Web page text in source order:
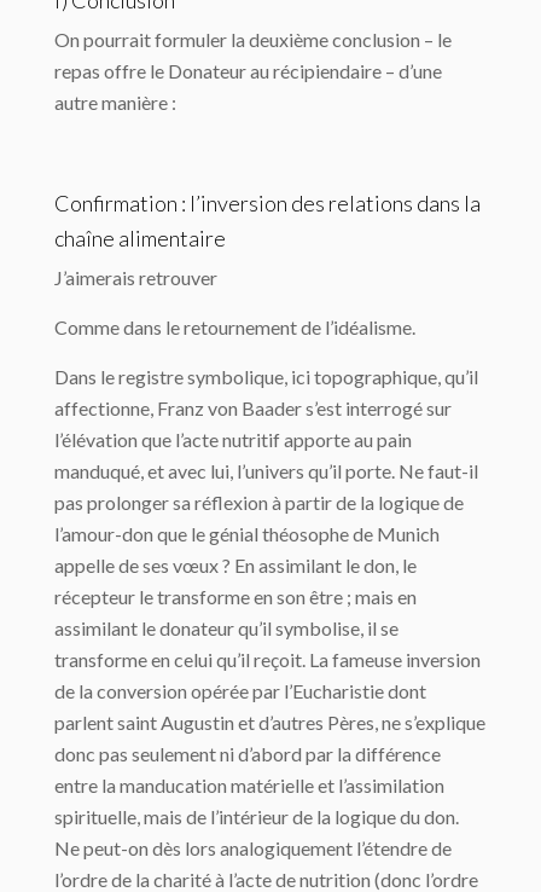
On pourrait formuler la deuxième conclusion – le
repas offre le Donateur au récipiendaire – d’une
autre manière :
Confirmation : l’inversion des relations dans la
chaîne alimentaire
J’aimerais retrouver
Comme dans le retournement de l’idéalisme.
Dans le registre symbolique, ici topographique, qu’il
affectionne, Franz von Baader s’est interrogé sur
l’élévation que l’acte nutritif apporte au pain
manduqué, et avec lui, l’univers qu’il porte. Ne faut-il
pas prolonger sa réflexion à partir de la logique de
l’amour-don que le génial théosophe de Munich
appelle de ses vœux ? En assimilant le don, le
récepteur le transforme en son être ; mais en
assimilant le donateur qu’il symbolise, il se
transforme en celui qu’il reçoit. La fameuse inversion
de la conversion opérée par l’Eucharistie dont
parlent saint Augustin et d’autres Pères, ne s’explique
donc pas seulement ni d’abord par la différence
entre la manducation matérielle et l’assimilation
spirituelle, mais de l’intérieur de la logique du don.
Ne peut-on dès lors analogiquement l’étendre de
l’ordre de la charité à l’acte de nutrition (donc l’ordre